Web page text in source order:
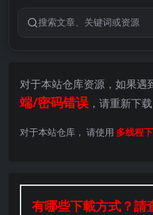
搜索关键词
对于本站仓库资源，如果遇
端/密码错误 ，请重新下载
对于本站仓库， 请使用 多线程
有哪些下載方式？請